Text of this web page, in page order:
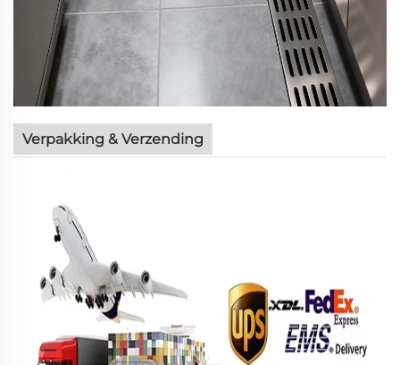
Verpakking & Verzending